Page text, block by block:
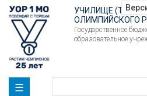
УЧИЛИЩЕ
ОЛИМПИЙСКОГО
Государственное
образовательное
☰